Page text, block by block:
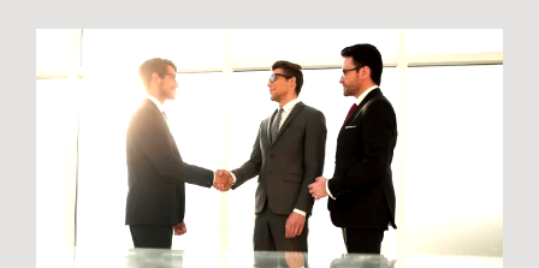
potencien su crecimiento en los niveles
esperados combinando una serie de buenas
prácticas y diversas metodologías.